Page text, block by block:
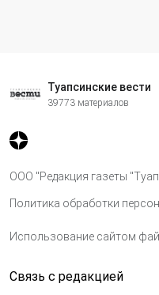
Туапсинские вести
39773 материалов
ООО "Редакция газеты
Политика обработки
Использование сайтом
Связь с редакцией